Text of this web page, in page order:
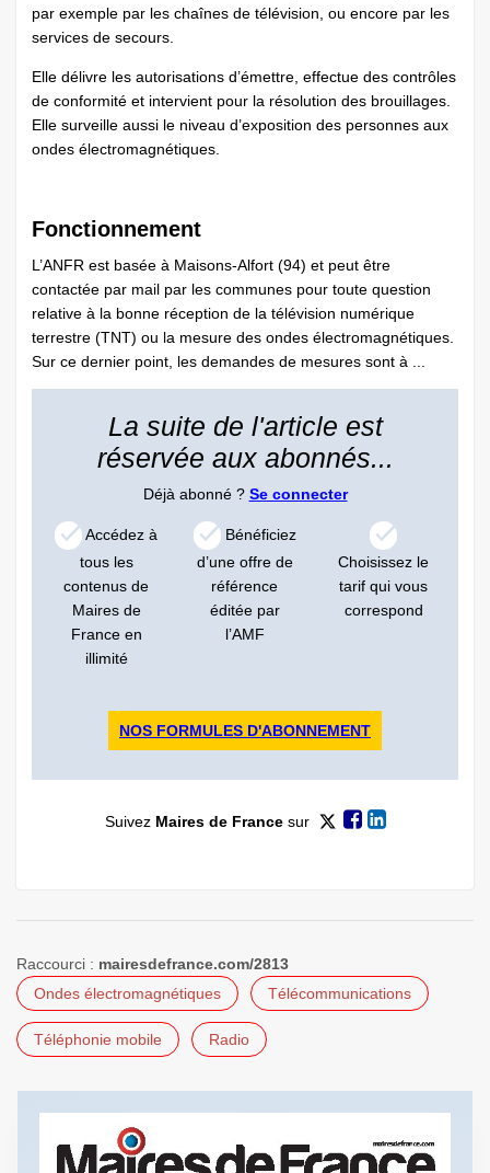
par exemple par les chaînes de télévision, ou encore par les
services de secours.
Elle délivre les autorisations d’émettre, effectue des contrôles
de conformité et intervient pour la résolution des brouillages.
Elle surveille aussi le niveau d’exposition des personnes aux
ondes électromagnétiques.
Fonctionnement
L’ANFR est basée à Maisons-Alfort (94) et peut être
contactée par mail par les communes pour toute question
relative à la bonne réception de la télévision numérique
terrestre (TNT) ou la mesure des ondes électromagnétiques.
Sur ce dernier point, les demandes de mesures sont à ...
La suite de l'article est
réservée aux abonnés...
Déjà abonné ? Se connecter
Accédez à
tous les
contenus de
Maires de
France en
illimité
Bénéficiez
d’une offre de
référence
éditée par
l’AMF
Choisissez le
tarif qui vous
correspond
NOS FORMULES D'ABONNEMENT
Suivez Maires de Francesur
Raccourci : mairesdefrance.com/2813
Ondes électromagnétiques
Télécommunications
Téléphonie mobile Radio